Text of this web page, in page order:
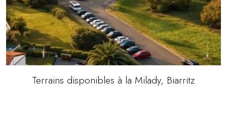
Terrains disponibles à la Milady, Biarritz